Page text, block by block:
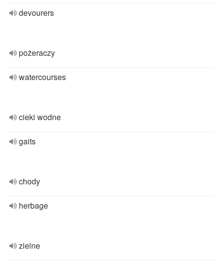
devourers
pożeraczy
watercourses
cieki wodne
gaits
chody
herbage
zielne